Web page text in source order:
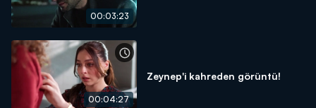
00:03:23
00:04:27
Zeynep'i kahreden görüntü!